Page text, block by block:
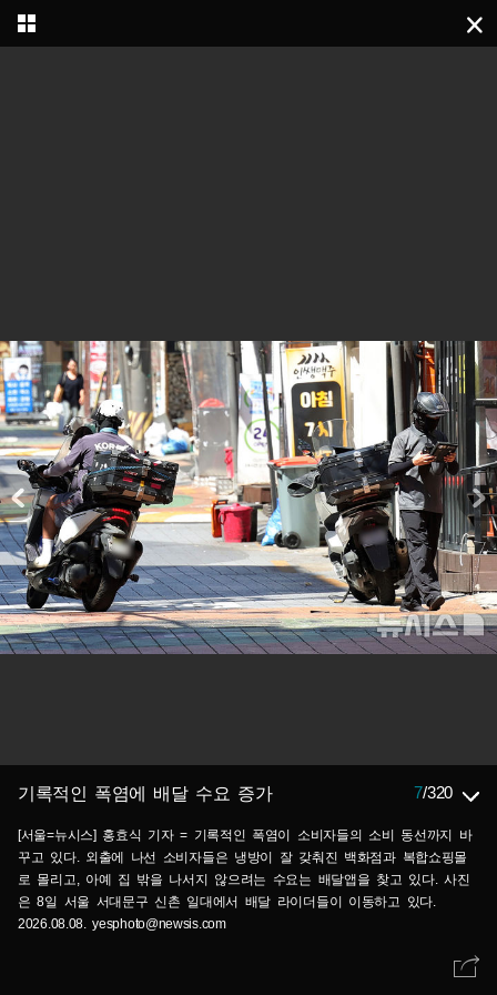
기록적인 폭염에 배달 수요 증가 7/320
[서울=뉴시스] 홍효식 기자 = 기록적인 폭염이 소비자들의 소비 동선까지 바
꾸고 있다. 외출에 나선 소비자들은 냉방이 잘 갖춰진 백화점과 복합쇼핑몰
로 몰리고, 아예 집 밖을 나서지 않으려는 수요는 배달앱을 찾고 있다. 사진
은 8일 서울 서대문구 신촌 일대에서 배달 라이더들이 이동하고 있다.
2026.08.08. yesphoto@newsis.com